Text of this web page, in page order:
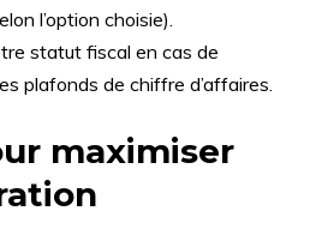
l’option choisie).
statut fiscal en cas de
plafonds de chiffre d’affaires.
maximiser